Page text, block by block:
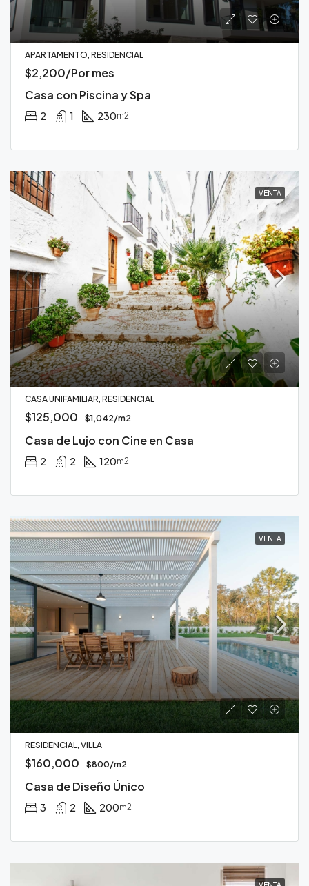
APARTAMENTO, RESIDENCIAL
$2,200/Por mes
Casa con Piscina y Spa
2 1 230m2
VENTA
CASA UNIFAMILIAR, RESIDENCIAL
$125,000 $1,042/m2
Casa de Lujo con Cine en Casa
2 2 120m2
VENTA
RESIDENCIAL, VILLA
$160,000 $800/m2
Casa de Diseño Único
3 2 200m2
VENTA